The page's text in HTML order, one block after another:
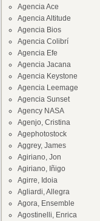
Agencia Ace
Agencia Altitude
Agencia Bios
Agencia Colibrí
Agencia Efe
Agencia Jacana
Agencia Keystone
Agencia Leemage
Agencia Sunset
Agency NASA
Agenjo, Cristina
Agephotostock
Aggrey, James
Agiriano, Jon
Agiriano, Iñigo
Agirre, Idoia
Agliardi, Allegra
Agora, Ensemble
Agostinelli, Enrica